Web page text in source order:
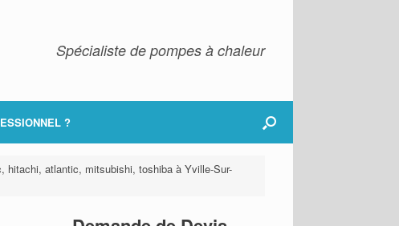
Spécialiste de pompes à chaleur
?
hitachi, atlantic, mitsubishi, toshiba à Yville-Sur-